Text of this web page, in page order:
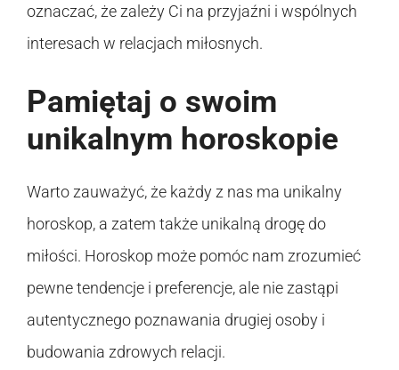
oznaczać, że zależy Ci na przyjaźni i wspólnych
interesach w relacjach miłosnych.
Pamiętaj o swoim
unikalnym horoskopie
Warto zauważyć, że każdy z nas ma unikalny
horoskop, a zatem także unikalną drogę do
miłości. Horoskop może pomóc nam zrozumieć
pewne tendencje i preferencje, ale nie zastąpi
autentycznego poznawania drugiej osoby i
budowania zdrowych relacji.